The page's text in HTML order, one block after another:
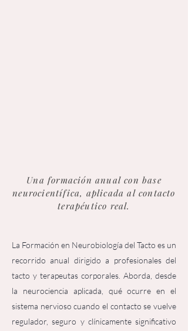
Una formación anual con base
neurocientífica, aplicada al contacto
terapéutico real.
La Formación en Neurobiología del Tacto es un
recorrido anual dirigido a profesionales del
tacto y terapeutas corporales. Aborda, desde
la neurociencia aplicada, qué ocurre en el
sistema nervioso cuando el contacto se vuelve
regulador, seguro y clínicamente significativo